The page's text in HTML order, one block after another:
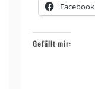
Facebook
Gefällt mir: